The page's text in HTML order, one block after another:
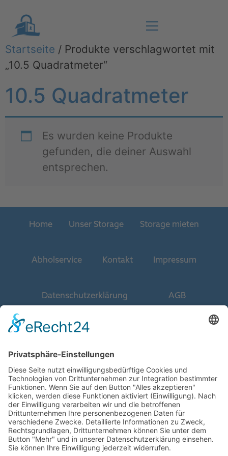
Startseite / Produkte verschlagwortet mit
„10.5 Quadratmeter“
10.5 Quadratmeter
Es wurden keine Produkte
gefunden, die deiner Auswahl
entsprechen.
Home Unser Storage Storage mieten
Abholservice Kontakt Impressum
Datenschutzerklärung AGB
Services